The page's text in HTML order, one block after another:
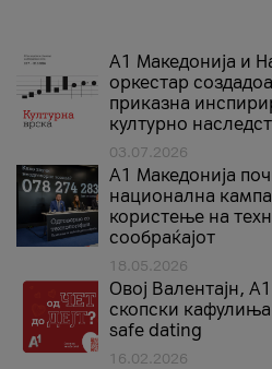
А1 Македонија и
оркестар
приказна
културно
03.07.2026
A1 Македонија
национална
користење на
сообраќајот
18.05.2026
Овој Валентајн,
скопски кафулиња
safe dating
16.02.2026